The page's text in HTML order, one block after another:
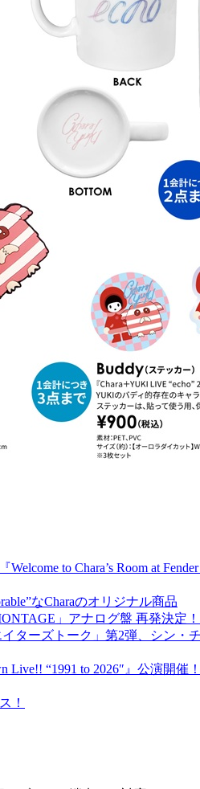
to Chara’s Room at
なCharaのオリジナル商品
」アナログ盤 再発決定！
ターズトーク」第2弾、シン・
Live!! “1991 to 2026″』公演開催！
！